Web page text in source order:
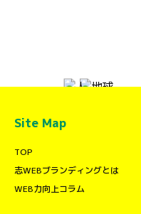
Site Map
TOP
志WEBブランディングとは
WEB力向上コラム